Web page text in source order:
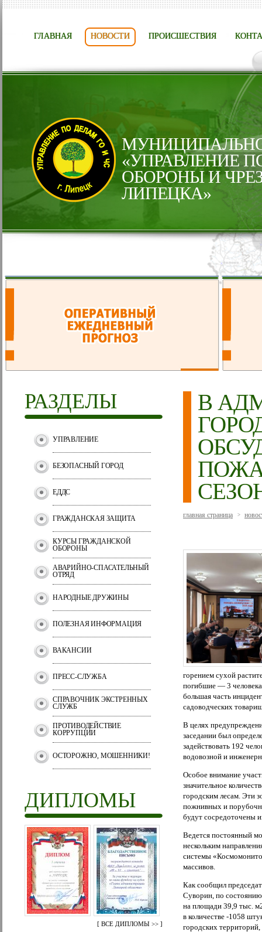
ГЛАВНАЯ НОВОСТИ ПРОИСШЕСТВИЯ
«УПРАВЛЕНИЕ
ОБОРОНЫ И
ЛИПЕЦКА»
РАЗДЕЛЫ
УПРАВЛЕНИЕ
БЕЗОПАСНЫЙ ГОРОД
ЕДДС
ГРАЖДАНСКАЯ ЗАЩИТА
КУРСЫ ГРАЖДАНСКОЙ
ОБОРОНЫ
АВАРИЙНО-СПАСАТЕЛЬНЫЙ
ОТРЯД
НАРОДНЫЕ ДРУЖИНЫ
ПОЛЕЗНАЯ ИНФОРМАЦИЯ
ВАКАНСИИ
ПРЕСС-СЛУЖБА
СПРАВОЧНИК ЭКСТРЕННЫХ
СЛУЖБ
ПРОТИВОДЕЙСТВИЕ
КОРРУПЦИИ
ОСТОРОЖНО, МОШЕННИКИ!
ДИПЛОМЫ
[ ВСЕ ДИПЛОМЫ >> ]
В
главная страница >
горением сухой
погибшие — 3
большая часть
садоводческих
В целях
заседании был
задействовать 192
водовозной и
Особое внимание
значительное
городским лесам. Эти
пожнивных и
будут сосредоточены
Ведется постоянный
нескольким
системы
массивов.
Как сообщил
Суворин, по
на площади 39,9 тыс.
в количестве -1058
городских